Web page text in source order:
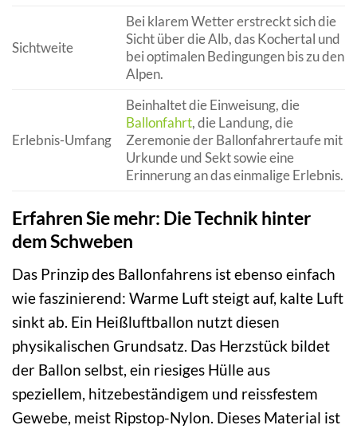
Sichtweite
Bei klarem Wetter erstreckt sich die
Sicht über die Alb, das Kochertal und
bei optimalen Bedingungen bis zu den
Alpen.
Erlebnis-Umfang
Beinhaltet die Einweisung, die
Ballonfahrt, die Landung, die
Zeremonie der Ballonfahrertaufe mit
Urkunde und Sekt sowie eine
Erinnerung an das einmalige Erlebnis.
Erfahren Sie mehr: Die Technik hinter
dem Schweben
Das Prinzip des Ballonfahrens ist ebenso einfach
wie faszinierend: Warme Luft steigt auf, kalte Luft
sinkt ab. Ein Heißluftballon nutzt diesen
physikalischen Grundsatz. Das Herzstück bildet
der Ballon selbst, ein riesiges Hülle aus
speziellem, hitzebeständigem und reissfestem
Gewebe, meist Ripstop-Nylon. Dieses Material ist